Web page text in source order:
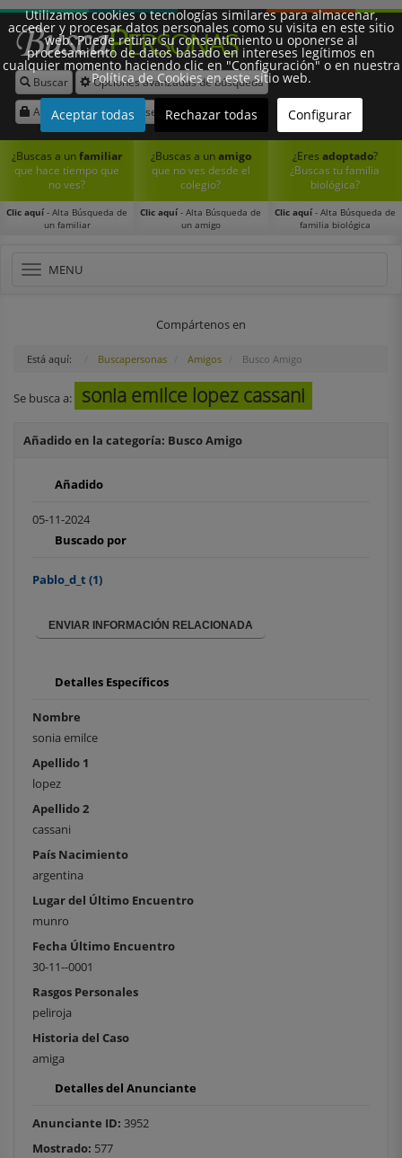
Buscar
Opciones avanzadas de búsqueda
Acceder
Registrarse
¿Buscas a unfamiliar
que hace tiempo que
no ves?
Clic aquí- Alta Búsqueda de
un familiar
¿Buscas a unamigo
que no ves desde el
colegio?
Clic aquí- Alta Búsqueda de
un amigo
¿Eres adoptado?
¿Buscas tu familia
biológica?
Clic aquí- Alta Búsqueda de
familia biológica
MENU
Compártenos en
Está aquí: Buscapersonas Amigos Busco Amigo
Se busca a: sonia emilce lopez cassani
Añadido en la categoría: Busco Amigo
Añadido
05-11-2024
Buscado por
Pablo_d_t (1)
ENVIAR INFORMACIÓN RELACIONADA
Detalles Específicos
Nombre
sonia emilce
Apellido 1
lopez
Apellido 2
cassani
País Nacimiento
argentina
Lugar del Último Encuentro
munro
Fecha Último Encuentro
30-11--0001
Rasgos Personales
peliroja
Historia del Caso
amiga
Detalles del Anunciante
Anunciante ID: 3952
Mostrado: 577
Utilizamos cookies o tecnologías similares para almacenar,
acceder y procesar datos personales como su visita en este sitio
web. Puede retirar su consentimiento u oponerse al
procesamiento de datos basado en intereses legítimos en
cualquier momento haciendo clic en "Configuración" o en nuestra
Política de Cookies en este sitio web.
Aceptar todas Rechazar todas Configurar